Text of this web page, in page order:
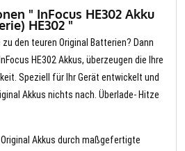
" InFocus HE302 Akku
HE302 "
den teuren Original Batterien? Dann
HE302 Akkus, überzeugen die Ihre
Speziell für Ihr Gerät entwickelt und
Akkus nichts nach. Überlade- Hitze
Akkus durch maßgefertigte